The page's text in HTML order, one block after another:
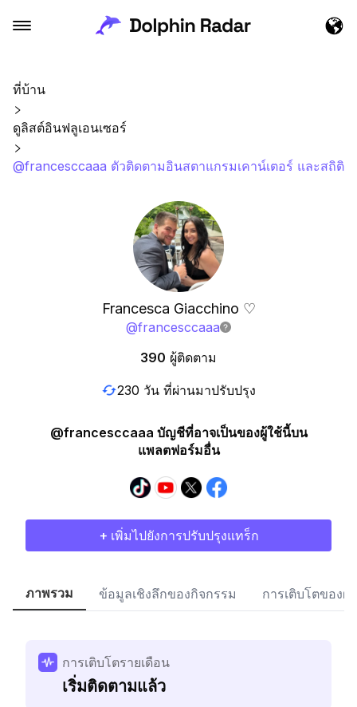
ที่บ้าน
ดูลิสต์อินฟลูเอนเซอร์
@francesccaaa ตัวติดตามอินสตาแกรมเคาน์เตอร์ และสถิติ
Francesca Giacchino ♡
@francesccaaa
390 ผู้ติดตาม
230 วัน ที่ผ่านมาปรับปรุง
@francesccaaa บัญชีที่อาจเป็นของผู้ใช้นี้บน
แพลตฟอร์มอื่น
+ เพิ่มไปยังการปรับปรุงแทร็ก
ภาพรวม ข้อมูลเชิงลึกของกิจกรรม การเติบโตของผู้
การเติบโตรายเดือน
เริ่มติดตามแล้ว